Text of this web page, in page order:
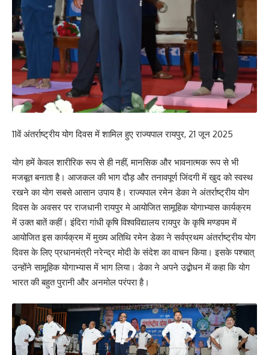
11वें अंतर्राष्ट्रीय योग दिवस में शामिल हुए राज्यपाल रायपुर, 21 जून 2025
योग हमें केवल शारीरिक रूप से ही नहीं, मानसिक और भावनात्मक रूप से भी
मजबूत बनाता है। आजकल की भाग दौड़ और तनावपूर्ण जिंदगी में खुद को स्वस्थ
रखने का योग सबसे आसान उपाय है। राज्यपाल रमेन डेका ने अंतर्राष्ट्रीय योग
दिवस के अवसर पर राजधानी रायपुर मे आयोजित सामूहिक योगाभ्यास कार्यक्रम
में उक्त बातें कहीं। इंदिरा गांधी कृषि विश्वविद्यालय रायपुर के कृषि मण्डपम में
आयोजित इस कार्यक्रम में मुख्य अतिथि रमेन डेका ने सर्वप्रथम अंतर्राष्ट्रीय योग
दिवस के लिए प्रधानमंत्री नरेन्द्र मोदी के संदेश का वाचन किया। इसके पश्चात्
उन्होंने सामूहिक योगाभ्यास में भाग लिया। डेका ने अपने उद्बोधन में कहा कि योग
भारत की बहुत पुरानी और अनमोल परंपरा है।